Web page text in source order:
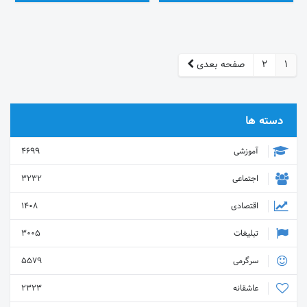
1
2 صفحه بعدی
دسته ها
آموزشی
4699
اجتماعی
3232
اقتصادی
1408
تبلیغات
3005
سرگرمی
5579
عاشقانه
2323